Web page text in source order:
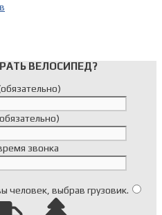
ВЕЛОСИПЕД?
звонка
человек, выбрав грузовик.